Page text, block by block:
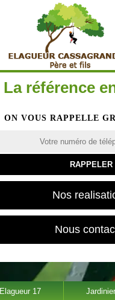
La référence
ON VOUS RAPPELLE
Nos
Nous
Elagueur 17